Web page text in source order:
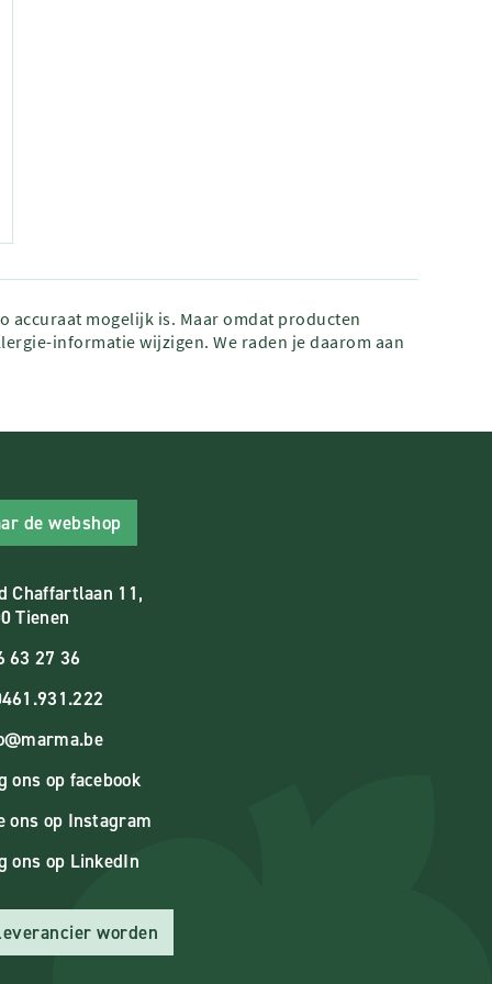
accuraat mogelijk is. Maar omdat producten
informatie wijzigen. We raden je daarom aan
de webshop
Chaffartlaan 11,
Tienen
63 27 36
ons op facebook
ons op Instagram
ons op LinkedIn
worden